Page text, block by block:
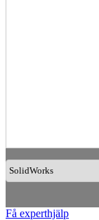
Få experthjälp